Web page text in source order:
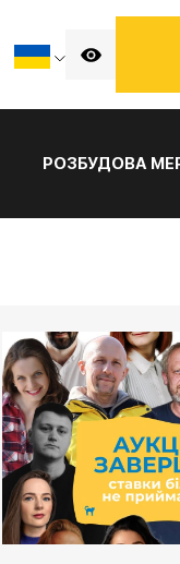
РОЗБУДОВА